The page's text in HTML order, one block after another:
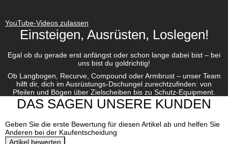
YouTube-Videos zulassen
Einsteigen, Ausrüsten, Loslegen!
Egal ob du gerade erst anfängst oder schon lange dabei bist – bei
uns bist du goldrichtig!
Ob Langbogen, Recurve, Compound oder Armbrust – unser Team
hilft dir, dich im Ausrüstungs-Dschungel zurechtzufinden: von
Pfeilen und Bögen über Zielscheiben bis zu Schutz-Equipment.
DAS SAGEN UNSERE KUNDEN
Geben Sie die erste Bewertung für diesen Artikel ab und helfen Sie
Anderen bei der Kaufentscheidung
Artikel bewerten